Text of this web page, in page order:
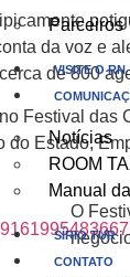
Parceiros
VISITE O RN
Notícias
ROOM
Manual
SÍRIO TUR
CONTATO
da voz e
de 800
Festival
Estado,
O